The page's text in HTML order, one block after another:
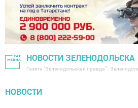
НОВОСТИ ЗЕЛЕНОДОЛЬСКА
Газета "Зеленодольская правда" -
НОВОСТИ